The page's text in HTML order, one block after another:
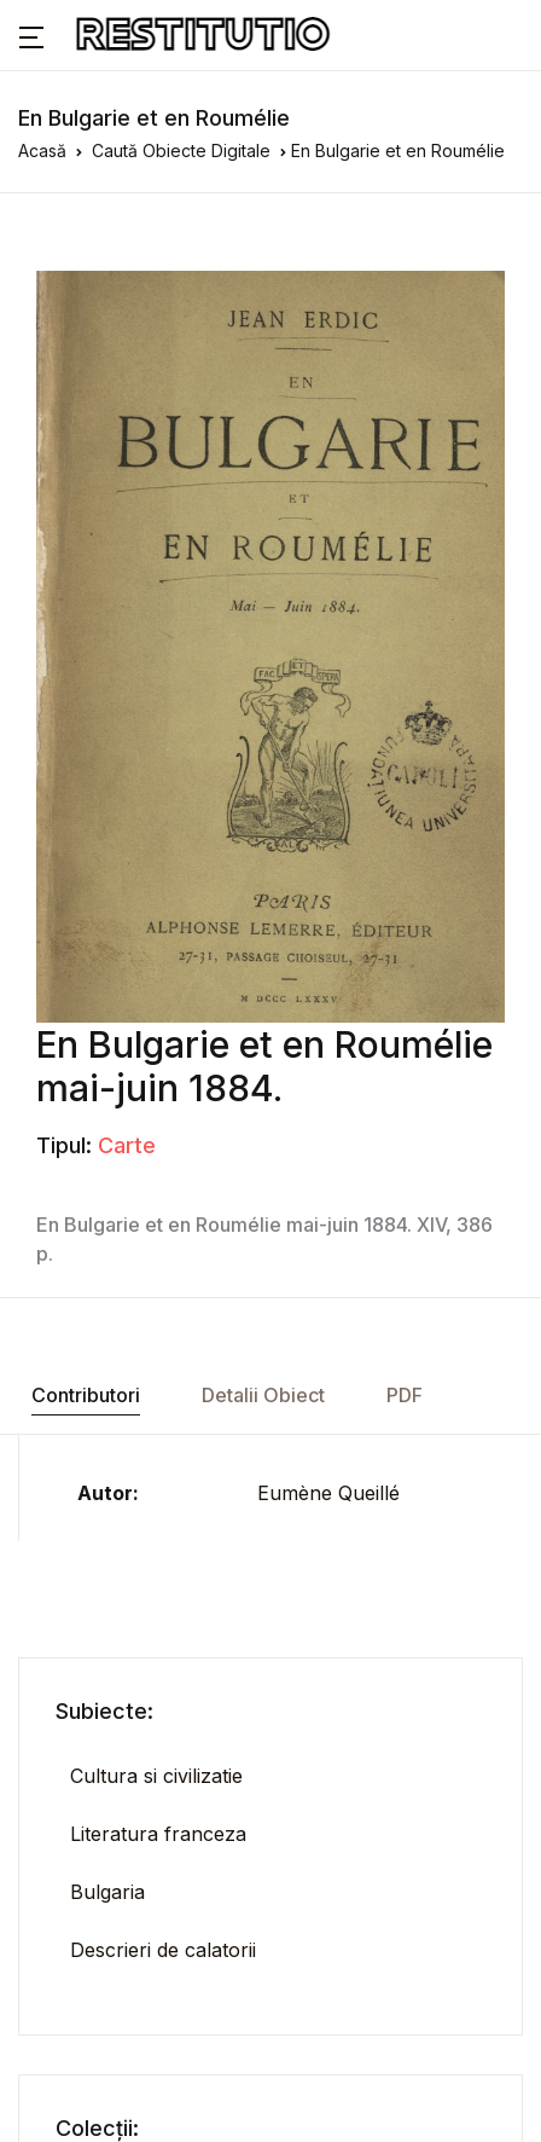
En Bulgarie et en Roumélie
Acasă Caută Obiecte Digitale En Bulgarie et en Roumélie
En Bulgarie et en Roumélie
mai-juin 1884.
Tipul: Carte
En Bulgarie et en Roumélie mai-juin 1884. XIV, 386
p.
Contributori Detalii Obiect PDF
Autor: Eumène Queillé
Subiecte:
Cultura si civilizatie
Literatura franceza
Bulgaria
Descrieri de calatorii
Colecții: